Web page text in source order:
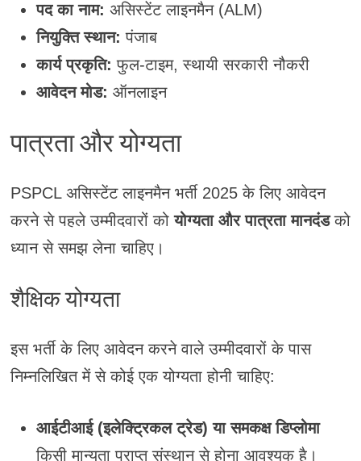
पद का नाम: असिस्टेंट लाइनमैन (ALM)
नियुक्ति स्थान: पंजाब
कार्य प्रकृति: फुल-टाइम, स्थायी सरकारी नौकरी
आवेदन मोड: ऑनलाइन
पात्रता और योग्यता
PSPCL असिस्टेंट लाइनमैन भर्ती 2025 के लिए आवेदन
करने से पहले उम्मीदवारों कोयोग्यता और पात्रता मानदंडको
ध्यान से समझ लेना चाहिए।
शैक्षिक योग्यता
इस भर्ती के लिए आवेदन करने वाले उम्मीदवारों के पास
निम्नलिखित में से कोई एक योग्यता होनी चाहिए:
आईटीआई (इलेक्ट्रिकल ट्रेड) या समकक्ष डिप्लोमा
किसी मान्यता प्राप्त संस्थान से होना आवश्यक है।